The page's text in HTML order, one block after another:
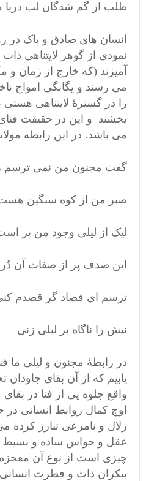
طلب از گم شدگان لب دریا
انسان های صادق و پاک
نمودی از گوهر لایتناهی
آمیزند (که خارج از زمان و
می رسند و یگانگی امواج
را در گسترۀ لایتناهی هستی
بخشند و این در حقیقت
می باشد. در این رابطه
گفت مجنون من نمی ترسم
صبر من از کوه سنگین
لیک از لیلی وجود من پر
این صدف پر از صفات آن
ترسم ای فصاد گر قصدم
نیش را ناگاه بر لیلی زنی
در رابطۀ مجنون و لیلی ما
یابیم که از آن بقای
واقع جلوه یی از فنا در
اوج کمال روابط انسانی
زلال و نامرعی تبارز کرده
عقل و حواس ساده و بسیط
چیزی است از نوع آن
بیکران ذات و فطرت